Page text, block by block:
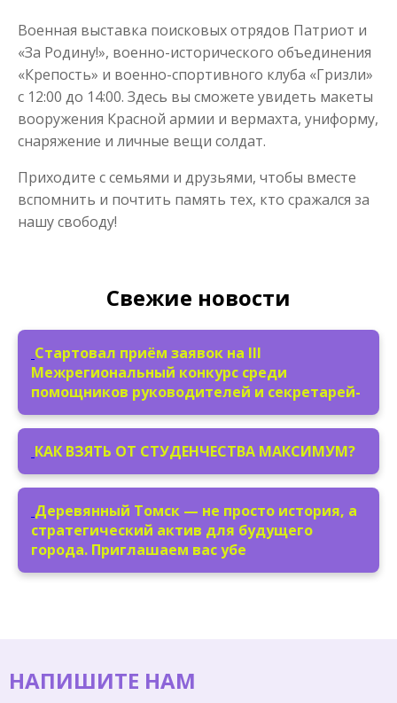
Военная выставка поисковых отрядов Патриот и
«За Родину!», военно-исторического объединения
«Крепость» и военно-спортивного клуба «Гризли»
с 12:00 до 14:00. Здесь вы сможете увидеть макеты
вооружения Красной армии и вермахта, униформу,
снаряжение и личные вещи солдат.
Приходите с семьями и друзьями, чтобы вместе
вспомнить и почтить память тех, кто сражался за
нашу свободу!
Свежие новости
Стартовал приём заявок на III
Межрегиональный конкурс среди
помощников руководителей и секретарей-
КАК ВЗЯТЬ ОТ СТУДЕНЧЕСТВА МАКСИМУМ?
Деревянный Томск — не просто история, а
стратегический актив для будущего
города. Приглашаем вас убе
НАПИШИТЕ НАМ